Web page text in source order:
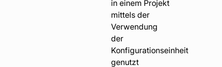
in einem Projekt
mittels der
Verwendung
der
Konfigurationseinheit
genutzt